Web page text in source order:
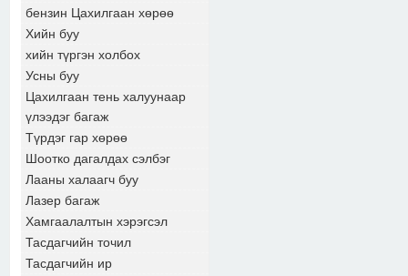
бензин Цахилгаан хөрөө
Хийн буу
хийн түргэн холбох
Усны буу
Цахилгаан тень халуунаар
үлээдэг багаж
Түрдэг гар хөрөө
Шоотко дагалдах сэлбэг
Лааны халаагч буу
Лазер багаж
Хамгаалалтын хэрэгсэл
Тасдагчийн точил
Тасдагчийн ир